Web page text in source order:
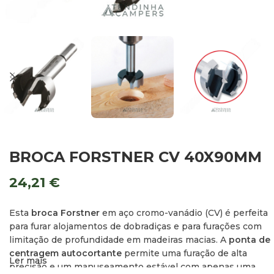
BROCA FORSTNER CV 40X90MM
24,21 €
Esta broca Forstner em aço cromo-vanádio (CV) é perfeita
para furar alojamentos de dobradiças e para furações com
limitação de profundidade em madeiras macias. A ponta de
centragem autocortante permite uma furação de alta
precisão e um manuseamento estável com apenas uma
Ler mais